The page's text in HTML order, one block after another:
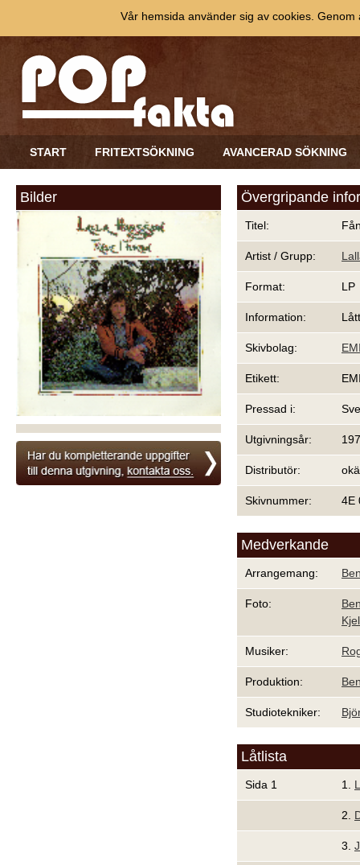
START FRITEXTSÖKNING AVANCERAD SÖKNING
Bilder Övergripande
Titel:
Artist / Grupp:
Format: LP
Information:
Skivbolag:
Etikett:
Pressad i:
Utgivningsår:
Distributör:
Skivnummer: 4E
Medverkande
Arrangemang:
Foto:
Musiker:
Produktion:
Studiotekniker:
Låtlista
Sida 1 1.
2.
3.
Vår hemsida använder sig av cookies.